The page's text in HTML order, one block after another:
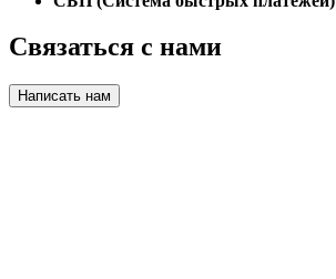
Связаться с нами
Написать нам